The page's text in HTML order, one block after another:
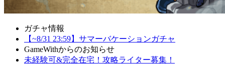
ガチャ情報
【~8/31 23:59】サマーバケーションガチャ
GameWithからのお知らせ
未経験可&完全在宅！攻略ライター募集！